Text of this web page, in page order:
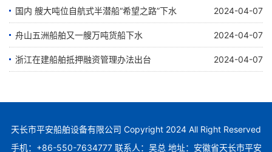
国内 艘大吨位自航式半潜船“希望之路”下水 2024-04-07
舟山五洲船舶又一艘万吨货船下水 2024-04-07
浙江在建船舶抵押融资管理办法出台 2024-04-07
天长市平安船舶设备有限公司 Copyright 2024 All Right Reserved
手机：+86-550-7634777 联系人：吴总 地址：安徽省天长市平安